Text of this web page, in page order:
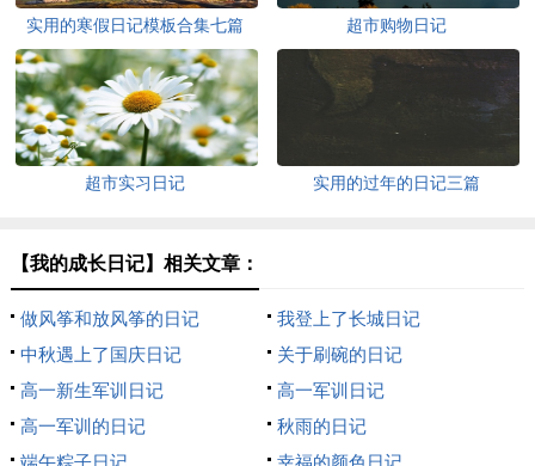
实用的寒假日记模板合集七篇 超市购物日记
超市实习日记 实用的过年的日记三篇
【我的成长日记】相关文章：
做风筝和放风筝的日记
我登上了长城日记
中秋遇上了国庆日记
关于刷碗的日记
高一新生军训日记
高一军训日记
高一军训的日记
秋雨的日记
端午粽子日记
幸福的颜色日记